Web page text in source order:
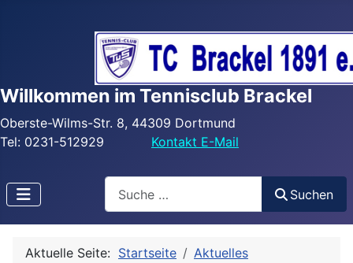
Willkommen im Tennisclub Brackel
Oberste-Wilms-Str. 8, 44309 Dortmund
Tel: 0231-512929
Kontakt E-Mail
Suchen
Aktuelle Seite: Startseite
Aktuelles